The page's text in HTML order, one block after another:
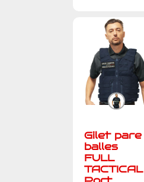
Gilet pare
balles
FULL
TACTICAL